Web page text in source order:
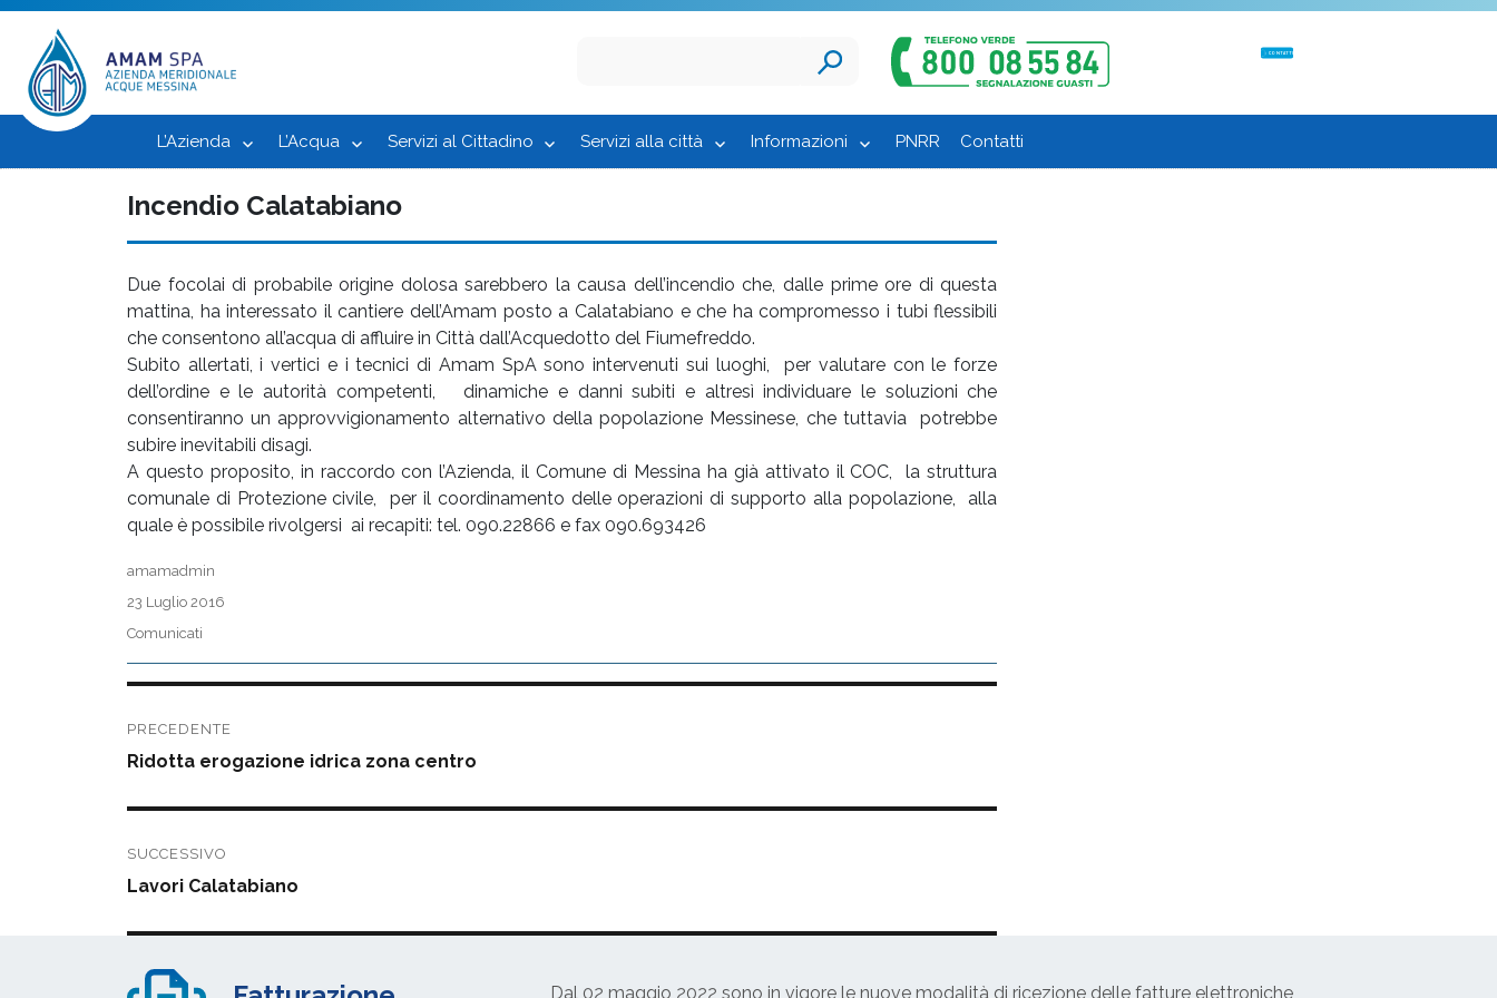
CONTATTI
L’Azienda L’Acqua Servizi al Cittadino Servizi alla città Informazioni PNRR Contatti
Incendio Calatabiano
Due focolai di probabile origine dolosa sarebbero la causa dell’incendio che, dalle prime ore di questa
mattina, ha interessato il cantiere dell’Amam posto a Calatabiano e che ha compromesso i tubi flessibili
che consentono all’acqua di affluire in Città dall’Acquedotto del Fiumefreddo.
Subito allertati, i vertici e i tecnici di Amam SpA sono intervenuti sui luoghi, per valutare con le forze
dell’ordine e le autorità competenti, dinamiche e danni subiti e altresì individuare le soluzioni che
consentiranno un approvvigionamento alternativo della popolazione Messinese, che tuttavia potrebbe
subire inevitabili disagi.
A questo proposito, in raccordo con l’Azienda, il Comune di Messina ha già attivato il COC, la struttura
comunale di Protezione civile, per il coordinamento delle operazioni di supporto alla popolazione, alla
quale è possibile rivolgersi ai recapiti: tel. 090.22866 e fax 090.693426
Autore
amamadmin
Pubblicato
23 Luglio 2016
Categorie
Comunicati
articoli
PRECEDENTE
Articolo
Ridotta erogazione idrica zona centro
SUCCESSIVO
Articolo
Lavori Calatabiano
Dal 02 maggio 2022 sono in vigore le nuove modalità di ricezione delle fatture elettroniche